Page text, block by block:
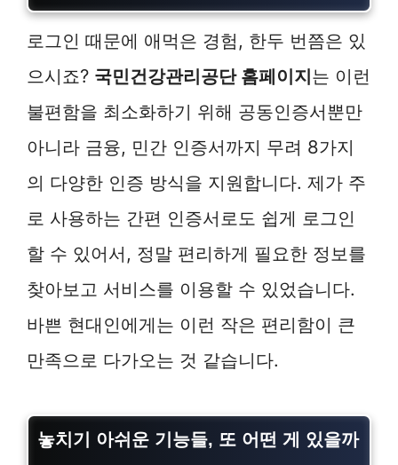
로그인 때문에 애먹은 경험, 한두 번쯤은 있
으시죠? 국민건강관리공단 홈페이지는 이런
불편함을 최소화하기 위해 공동인증서뿐만
아니라 금융, 민간 인증서까지 무려 8가지
의 다양한 인증 방식을 지원합니다. 제가 주
로 사용하는 간편 인증서로도 쉽게 로그인
할 수 있어서, 정말 편리하게 필요한 정보를
찾아보고 서비스를 이용할 수 있었습니다.
바쁜 현대인에게는 이런 작은 편리함이 큰
만족으로 다가오는 것 같습니다.
놓치기 아쉬운 기능들, 또 어떤 게 있을까